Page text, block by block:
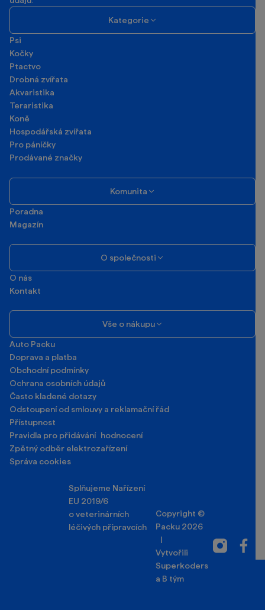
Kategorie
Psi
Kočky
Ptactvo
Drobná zvířata
Akvaristika
Teraristika
Koně
Hospodářská zvířata
Pro páníčky
Prodávané značky
Komunita
Poradna
Magazín
O společnosti
O nás
Kontakt
Vše o nákupu
Auto Packu
Doprava a platba
Obchodní podmínky
Ochrana osobních údajů
Často kladené dotazy
Odstoupení od smlouvy a reklamační řád
Přístupnost
Pravidla pro přidávání hodnocení
Zpětný odběr elektrozařízení
Správa cookies
Splňujeme Nařízení
EU 2019/6
o veterinárních
léčivých přípravcích
Copyright ©
Packu 2026
|
Vytvořili
Superkoders
a B tým
Instagram